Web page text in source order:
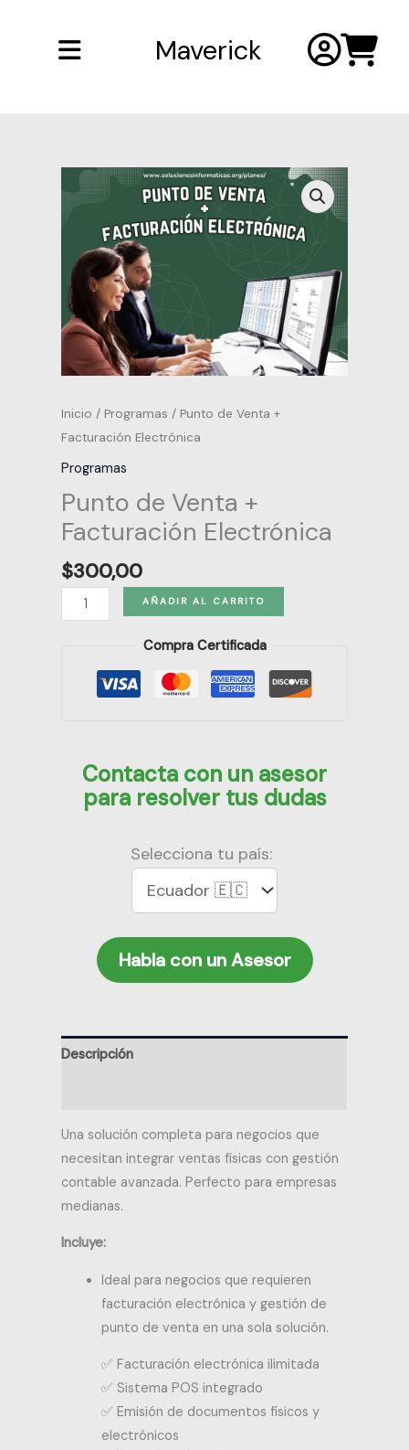
Maverick
contenido
Inicio / Programas / Punto de Venta +
Facturación Electrónica
Programas
Punto de Venta +
Facturación Electrónica
$300,00
Punto
Facturación
Electrónica
cantidad
AÑADIR AL CARRITO
Compra Certificada
Contacta con un asesor
para resolver tus dudas
Selecciona tu país:
Habla con un Asesor
Descripción
Una solución completa para negocios que
necesitan integrar ventas físicas con gestión
contable avanzada. Perfecto para empresas
medianas.
Incluye:
Ideal para negocios que requieren
facturación electrónica y gestión de
punto de venta en una sola solución.
✅ Facturación electrónica ilimitada
✅ Sistema POS integrado
✅ Emisión de documentos físicos y
electrónicos